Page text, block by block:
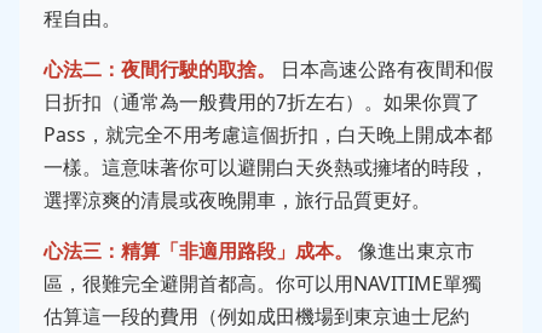
程自由。
心法二：夜間行駛的取捨。
日本高速公路有夜間和假
日折扣（通常為一般費用的7折左右）。如果你買了
Pass，就完全不用考慮這個折扣，白天晚上開成本都
一樣。這意味著你可以避開白天炎熱或擁堵的時段，
選擇涼爽的清晨或夜晚開車，旅行品質更好。
心法三：精算「非適用路段」成本。
像進出東京市
區，很難完全避開首都高。你可以用NAVITIME單獨
估算這一段的費用（例如成田機場到東京迪士尼約